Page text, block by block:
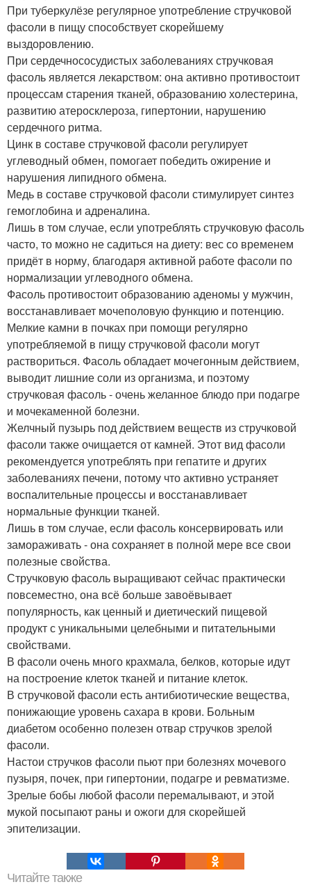
При туберкулёзе регулярное употребление стручковой
фасоли в пищу способствует скорейшему
выздоровлению.
При сердечнососудистых заболеваниях стручковая
фасоль является лекарством: она активно противостоит
процессам старения тканей, образованию холестерина,
развитию атеросклероза, гипертонии, нарушению
сердечного ритма.
Цинк в составе стручковой фасоли регулирует
углеводный обмен, помогает победить ожирение и
нарушения липидного обмена.
Медь в составе стручковой фасоли стимулирует синтез
гемоглобина и адреналина.
Лишь в том случае, если употреблять стручковую фасоль
часто, то можно не садиться на диету: вес со временем
придёт в норму, благодаря активной работе фасоли по
нормализации углеводного обмена.
Фасоль противостоит образованию аденомы у мужчин,
восстанавливает мочеполовую функцию и потенцию.
Мелкие камни в почках при помощи регулярно
употребляемой в пищу стручковой фасоли могут
раствориться. Фасоль обладает мочегонным действием,
выводит лишние соли из организма, и поэтому
стручковая фасоль - очень желанное блюдо при подагре
и мочекаменной болезни.
Желчный пузырь под действием веществ из стручковой
фасоли также очищается от камней. Этот вид фасоли
рекомендуется употреблять при гепатите и других
заболеваниях печени, потому что активно устраняет
воспалительные процессы и восстанавливает
нормальные функции тканей.
Лишь в том случае, если фасоль консервировать или
замораживать - она сохраняет в полной мере все свои
полезные свойства.
Стручковую фасоль выращивают сейчас практически
повсеместно, она всё больше завоёвывает
популярность, как ценный и диетический пищевой
продукт с уникальными целебными и питательными
свойствами.
В фасоли очень много крахмала, белков, которые идут
на построение клеток тканей и питание клеток.
В стручковой фасоли есть антибиотические вещества,
понижающие уровень сахара в крови. Больным
диабетом особенно полезен отвар стручков зрелой
фасоли.
Настои стручков фасоли пьют при болезнях мочевого
пузыря, почек, при гипертонии, подагре и ревматизме.
Зрелые бобы любой фасоли перемалывают, и этой
мукой посыпают раны и ожоги для скорейшей
эпителизации.
Читайте также